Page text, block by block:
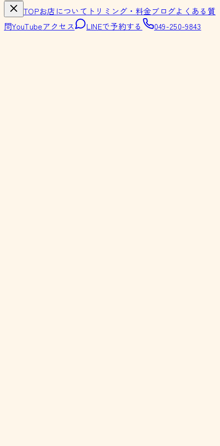
TOPお店について トリミング・料金ブログよくある質
問YouTubeアクセス LINEで予約する 049-250-9843